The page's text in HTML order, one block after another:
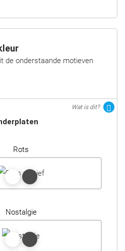
de onderstaande motieven
Wat is dit?
Rots
Nostalgie